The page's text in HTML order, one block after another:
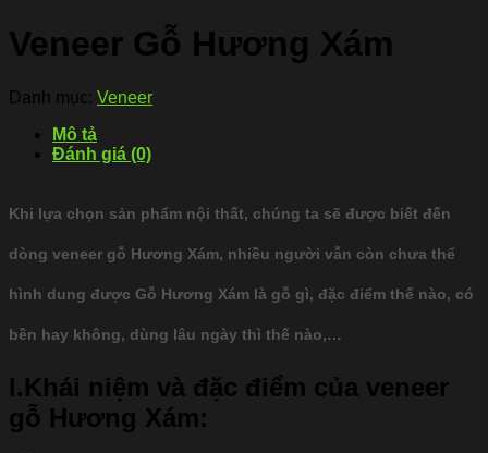
Veneer Gỗ Hương Xám
Danh mục: Veneer
Mô tả
Đánh giá (0)
Khi lựa chọn sản phẩm nội thất, chúng ta sẽ được biết đến
dòng veneer gỗ Hương Xám, nhiều người vẫn còn chưa thể
hình dung được Gỗ Hương Xám là gỗ gì, đặc điểm thế nào, có
bền hay không, dùng lâu ngày thì thế nào,…
I.Khái niệm và đặc điểm của veneer
gỗ Hương Xám: